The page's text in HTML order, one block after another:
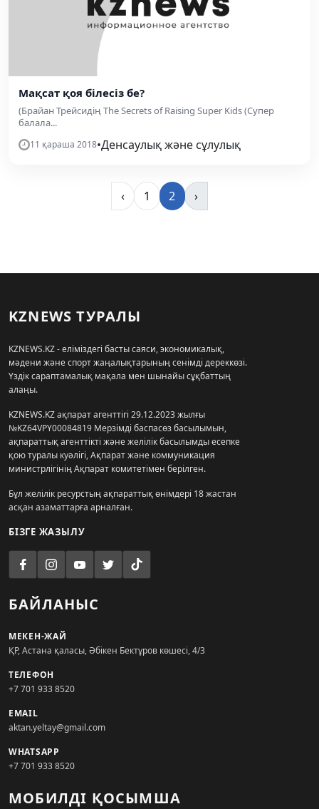
Мақсат қоя білесіз бе?
(Брайан Трейсидің The Secrets of Raising Super Kids (Супер
балала...
11 қараша 2018•Денсаулық және сұлулық
‹ 1 2 ›
KZNEWS ТУРАЛЫ
KZNEWS.KZ - еліміздегі басты саяси, экономикалық,
мәдени және спорт жаңалықтарының сенімді дереккөзі.
Үздік сараптамалық мақала мен шынайы сұқбаттың
алаңы.
KZNEWS.KZ ақпарат агенттігі 29.12.2023 жылғы
№KZ64VPY00084819 Мерзімді баспасөз басылымын,
ақпараттық агенттікті және желілік басылымды есепке
қою туралы куәлігі, Ақпарат және коммуникация
министрлігінің Ақпарат комитетімен берілген.
Бұл желілік ресурстың ақпараттық өнімдері 18 жастан
асқан азаматтарға арналған.
БІЗГЕ ЖАЗЫЛУ
БАЙЛАНЫС
МЕКЕН-ЖАЙ
ҚР, Астана қаласы, Әбікен Бектұров көшесі, 4/3
ТЕЛЕФОН
+7 701 933 8520
EMAIL
aktan.yeltay@gmail.com
WHATSAPP
+7 701 933 8520
МОБИЛДІ ҚОСЫМША